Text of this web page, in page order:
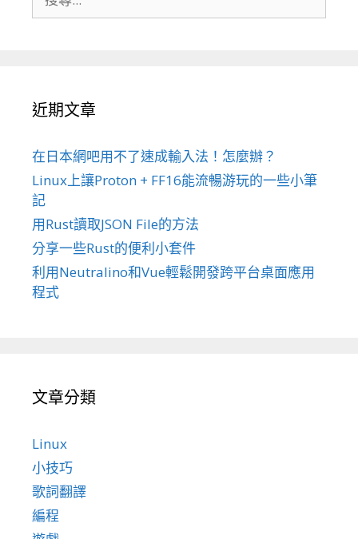
尋:
近期文章
在日本網吧用不了速成輸入法！怎麼辦？
Linux上讓Proton + FF16能流暢游玩的一些小筆
記
用Rust讀取JSON File的方法
分享一些Rust的便利小套件
利用Neutralino和Vue輕鬆開發跨平台桌面應用
程式
文章分類
Linux
小技巧
歌詞翻譯
編程